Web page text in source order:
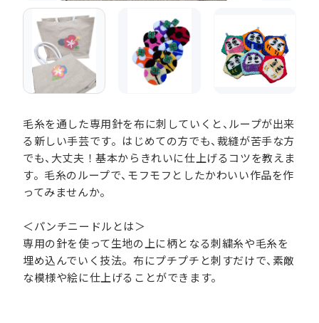
毛糸を通した専用針を布に刺していくと、ループが出来
る新しい手芸です。はじめての方でも、裁縫が苦手な方
でも、大丈夫！基本からきれいに仕上げるコツを教えま
す。毛糸のループで、モフモフとしたかわいい作品を作
ってみませんか。
＜パンチニードルとは＞
専用の針を使って生地の上に柄となる刺繍糸や毛糸を
埋め込んでいく技法。布にプチプチと刺すだけで、素敵
な模様や絵に仕上げることができます。